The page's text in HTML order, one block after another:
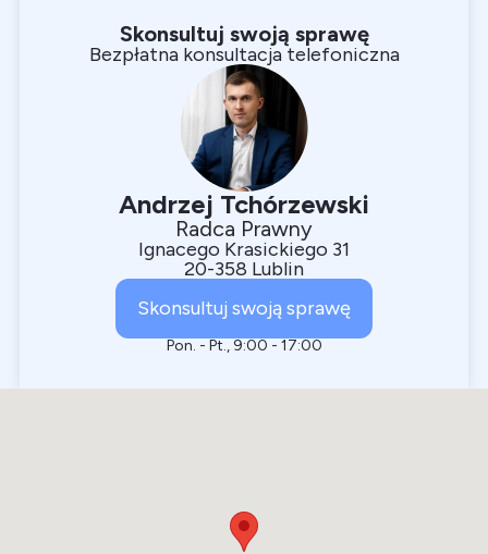
Skonsultuj swoją sprawę
Bezpłatna konsultacja telefoniczna
Andrzej Tchórzewski
Radca Prawny
Ignacego Krasickiego 31
20-358 Lublin
Skonsultuj swoją sprawę
Pon. - Pt., 9:00 - 17:00